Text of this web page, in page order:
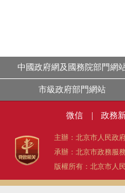
中國政府網及國務院部門網
市級政府部門網站
微信 政務
主辦：北京市人民政
承辦：北京市政務服
版權所有：北京市人